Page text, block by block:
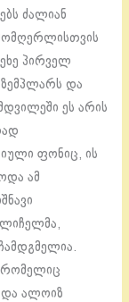
ძალიან
პირველ
და
ეს არის
ფონიც, ის
ამ
ლიჩელმა,
რომელიც
ალოიზ